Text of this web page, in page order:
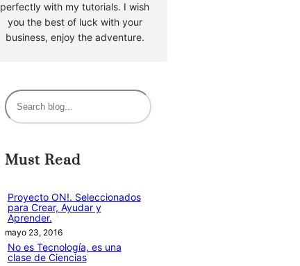
perfectly with my tutorials. I wish
you the best of luck with your
business, enjoy the adventure.
B
u
c
r
Must Read
Proyecto ON!. Seleccionados
para Crear, Ayudar y
Aprender.
mayo 23, 2016
No es Tecnología, es una
clase de Ciencias